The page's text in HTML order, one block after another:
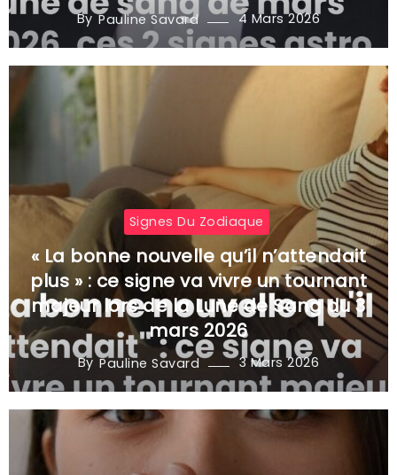
By Pauline Savard 4 Mars 2026
Signes Du Zodiaque
« La bonne nouvelle qu’il n’attendait
plus » : ce signe va vivre un tournant
majeur lors de la Lune de Sang du 3
mars 2026
By Pauline Savard 3 Mars 2026